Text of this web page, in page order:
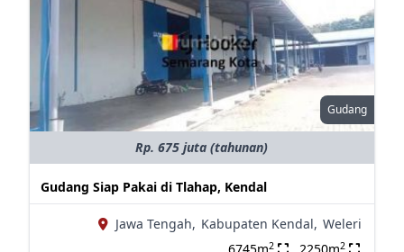
Gudang
Rp. 675 juta (tahunan)
Gudang Siap Pakai di Tlahap, Kendal
Jawa Tengah, Kabupaten Kendal, Weleri
2 2